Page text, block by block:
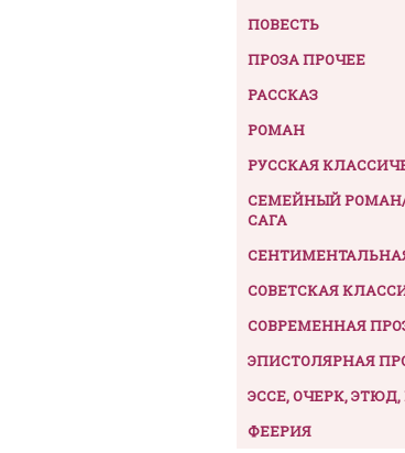
ПОВЕСТЬ
ПРОЗА ПРОЧЕЕ
РАССКАЗ
РОМАН
РУССКАЯ
СЕМЕЙНЫЙ
САГА
СОВЕТСКАЯ
СОВРЕМЕННАЯ
ЭПИСТОЛЯРНАЯ
ЭССЕ, ОЧЕРК,
ФЕЕРИЯ